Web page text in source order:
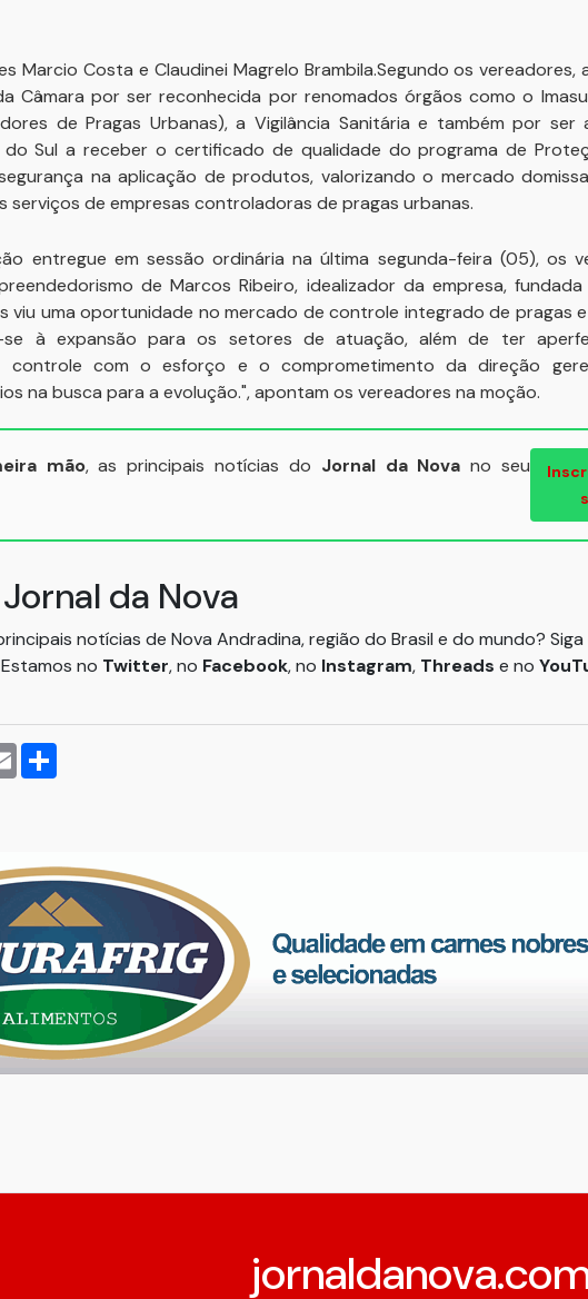
Marcio Costa e Claudinei Magrelo Brambila.Segundo os vereadores,
Câmara por ser reconhecida por renomados órgãos como o
de Pragas Urbanas), a Vigilância Sanitária e também por ser
Sul a receber o certificado de qualidade do programa de
na aplicação de produtos, valorizando o mercado
serviços de empresas controladoras de pragas urbanas.
entregue em sessão ordinária na última segunda-feira (05), os
de Marcos Ribeiro, idealizador da empresa, fundada
viu uma oportunidade no mercado de controle integrado de pragas
se à expansão para os setores de atuação, além de ter
controle com o esforço e o comprometimento da direção
na busca para a evolução.", apontam os vereadores na moção.
mão, as principais notícias do Jornal da Nova no seu
da Nova
notícias de Nova Andradina, região do Brasil e do mundo? Siga
no Twitter, no Facebook, no Instagram, Threads e no
Email